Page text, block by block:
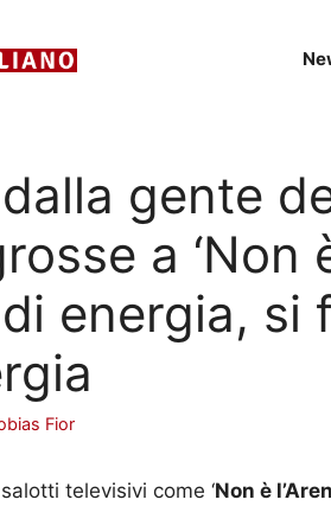
gente
a ‘Non
energia, si
Fior
televisivi come ‘Non è